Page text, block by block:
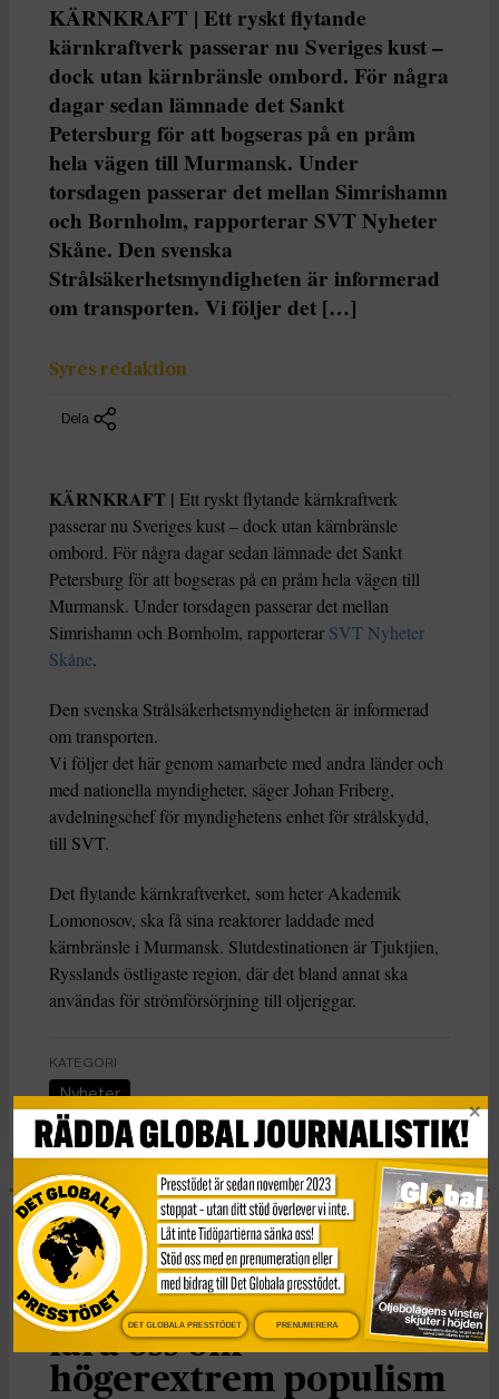
KÄRNKRAFT | Ett ryskt flytande
kärnkraftverk passerar nu Sveriges kust –
dock utan kärnbränsle ombord. För några
dagar sedan lämnade det Sankt
Petersburg för att bogseras på en pråm
hela vägen till Murmansk. Under
torsdagen passerar det mellan Simrishamn
och Bornholm, rapporterar SVT Nyheter
Skåne. Den svenska
Strålsäkerhetsmyndigheten är informerad
om transporten. Vi följer det […]
Syres redaktion
Dela
KÄRNKRAFT | Ett ryskt flytande kärnkraftverk
passerar nu Sveriges kust – dock utan kärnbränsle
ombord. För några dagar sedan lämnade det Sankt
Petersburg för att bogseras på en pråm hela vägen till
Murmansk. Under torsdagen passerar det mellan
Simrishamn och Bornholm, rapporterar SVT Nyheter
Skåne.
Den svenska Strålsäkerhetsmyndigheten är informerad
om transporten.
Vi följer det här genom samarbete med andra länder och
med nationella myndigheter, säger Johan Friberg,
avdelningschef för myndighetens enhet för strålskydd,
till SVT.
Det flytande kärnkraftverket, som heter Akademik
Lomonosov, ska få sina reaktorer laddade med
kärnbränsle i Murmansk. Slutdestinationen är Tjuktjien,
Rysslands östligaste region, där det bland annat ska
användas för strömförsörjning till oljeriggar.
KATEGORI
Nyheter
Essä
Vad Hanna Arendt kan
lära oss om
högerextrem populism
DET GLOBALA PRESSTÖDET PRENUMERERA